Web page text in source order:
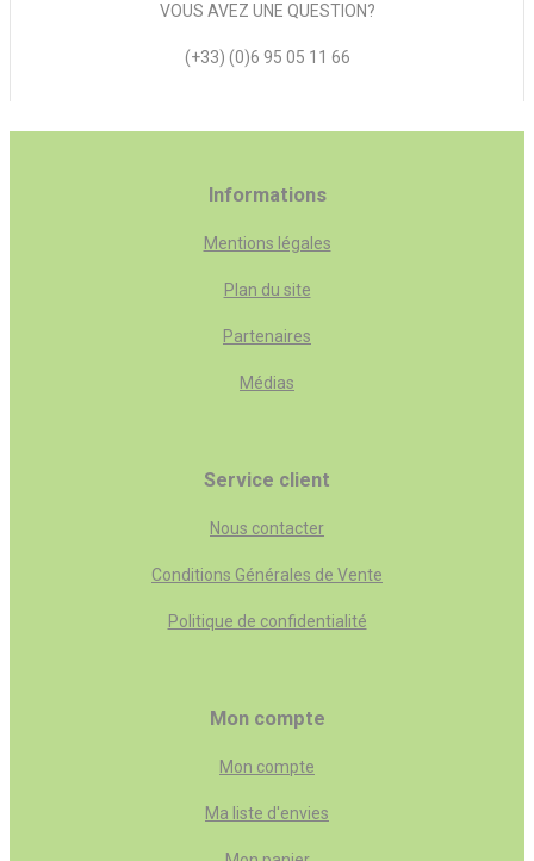
VOUS AVEZ UNE QUESTION?
(+33) (0)6 95 05 11 66
Informations
Mentions légales
Plan du site
Partenaires
Médias
Service client
Nous contacter
Conditions Générales de Vente
Politique de confidentialité
Mon compte
Mon compte
Ma liste d'envies